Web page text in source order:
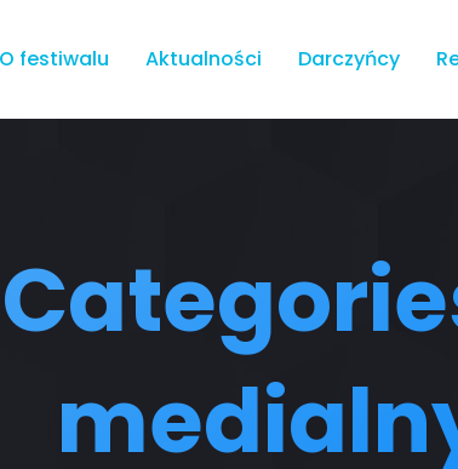
O festiwalu Aktualności Darczyńcy